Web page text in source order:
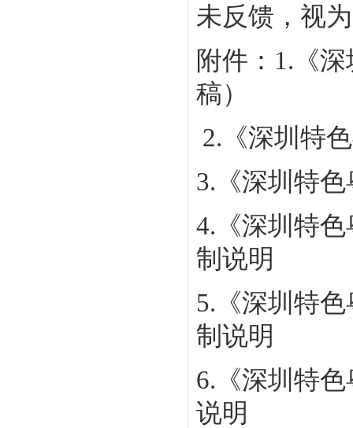
未反馈，视
附件： 1. 《
稿）
2. 《深圳特
3. 《深圳特
4. 《深圳特
制说明
5. 《深圳特
制说明
6. 《深圳特
说明